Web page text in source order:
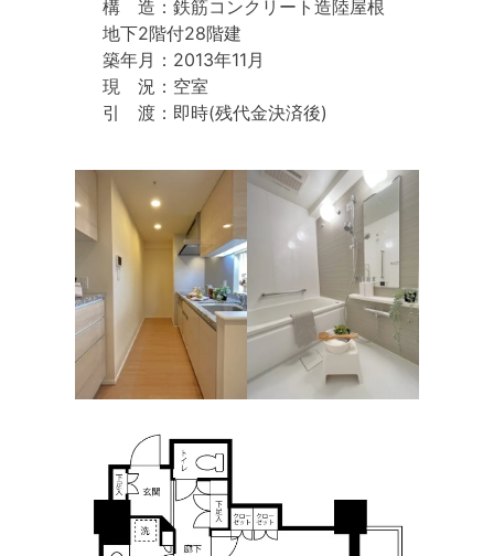
構 造：鉄筋コンクリート造陸屋根
地下2階付28階建
築年月：2013年11月
現 況：空室
引 渡：即時(残代金決済後)